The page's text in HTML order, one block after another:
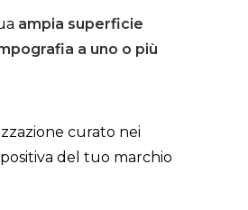
ampia superficie
a uno o più
curato nei
del tuo marchio